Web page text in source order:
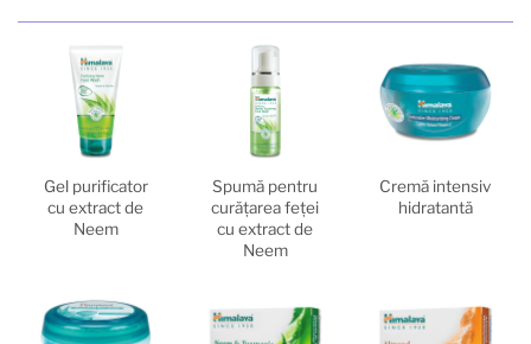
Gel purificator
cu extract de
Neem
Spumă pentru
curăţarea feţei
cu extract de
Neem
Cremă intensiv
hidratantă